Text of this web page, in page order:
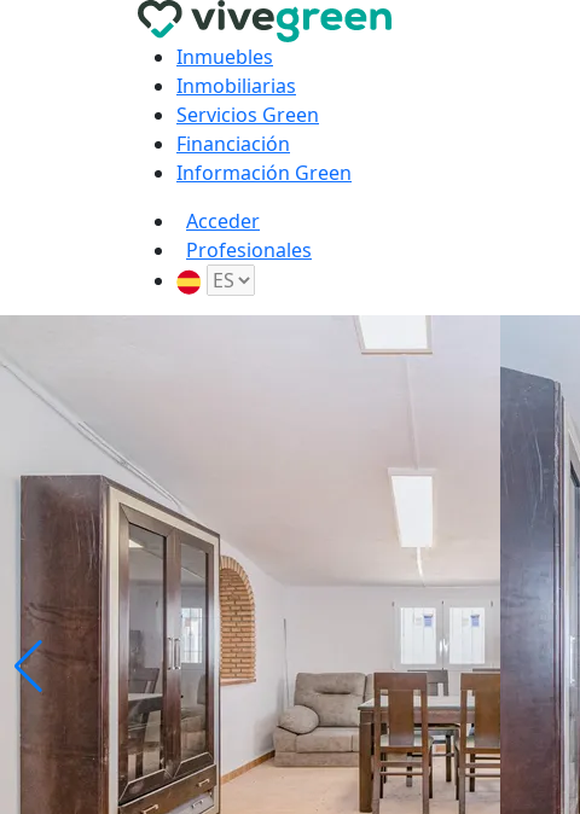
Inmuebles
Inmobiliarias
Servicios Green
Financiación
Información Green
Acceder
Profesionales